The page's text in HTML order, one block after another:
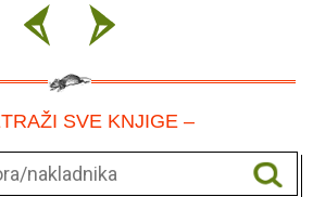
SVE KNJIGE –